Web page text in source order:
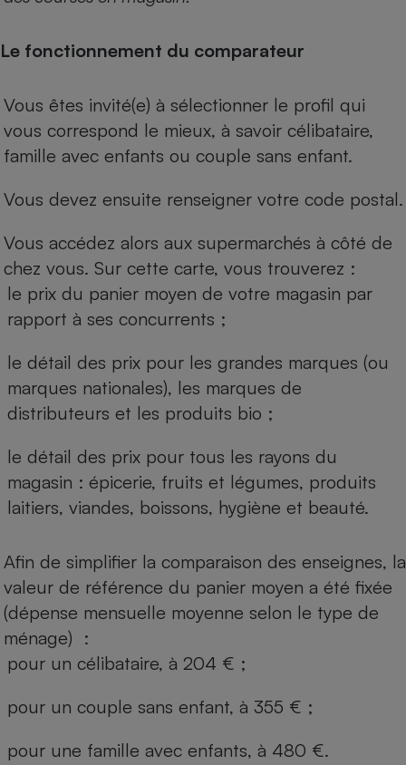
Le fonctionnement du comparateur
Vous êtes invité(e) à sélectionner le profil qui
vous correspond le mieux, à savoir célibataire,
famille avec enfants ou couple sans enfant.
Vous devez ensuite renseigner votre code postal.
Vous accédez alors aux supermarchés à côté de
chez vous. Sur cette carte, vous trouverez :
le prix du panier moyen de votre magasin par
rapport à ses concurrents ;
le détail des prix pour les grandes marques (ou
marques nationales), les marques de
distributeurs et les produits bio ;
le détail des prix pour tous les rayons du
magasin : épicerie, fruits et légumes, produits
laitiers, viandes, boissons, hygiène et beauté.
Afin de simplifier la comparaison des enseignes, la
valeur de référence du panier moyen a été fixée
(dépense mensuelle moyenne selon le type de
ménage) :
pour un célibataire, à 204 € ;
pour un couple sans enfant, à 355 € ;
pour une famille avec enfants, à 480 €.